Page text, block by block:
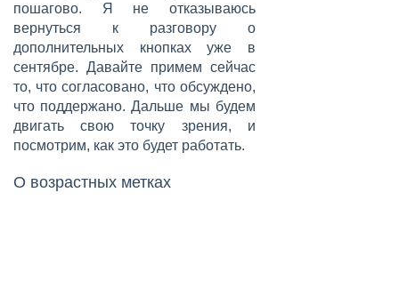
пошагово. Я не отказываюсь
вернуться к разговору о
дополнительных кнопках уже в
сентябре. Давайте примем сейчас
то, что согласовано, что обсуждено,
что поддержано. Дальше мы будем
двигать свою точку зрения, и
посмотрим, как это будет работать.
О возрастных метках